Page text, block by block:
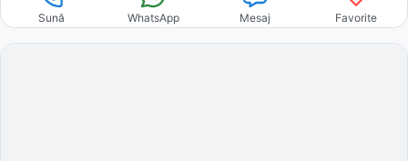
Sună WhatsApp Mesaj Favorite